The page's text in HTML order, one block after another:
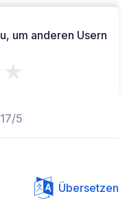
um anderen Usern
5
Übersetzen